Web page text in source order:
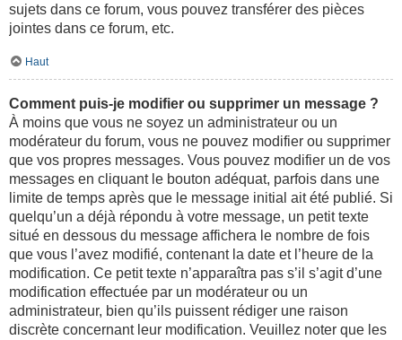
sujets dans ce forum, vous pouvez transférer des pièces
jointes dans ce forum, etc.
Haut
Comment puis-je modifier ou supprimer un message ?
À moins que vous ne soyez un administrateur ou un
modérateur du forum, vous ne pouvez modifier ou supprimer
que vos propres messages. Vous pouvez modifier un de vos
messages en cliquant le bouton adéquat, parfois dans une
limite de temps après que le message initial ait été publié. Si
quelqu’un a déjà répondu à votre message, un petit texte
situé en dessous du message affichera le nombre de fois
que vous l’avez modifié, contenant la date et l’heure de la
modification. Ce petit texte n’apparaîtra pas s’il s’agit d’une
modification effectuée par un modérateur ou un
administrateur, bien qu’ils puissent rédiger une raison
discrète concernant leur modification. Veuillez noter que les